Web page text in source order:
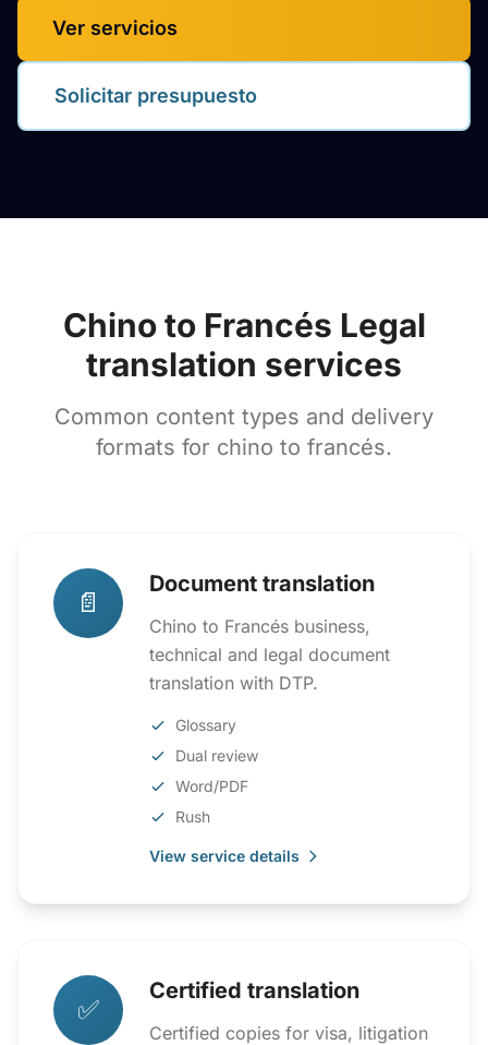
Ver servicios
Solicitar presupuesto
Chino to Francés Legal
translation services
Common content types and delivery
formats for chino to francés.
📄
Document translation
Chino to Francés business,
technical and legal document
translation with DTP.
Glossary
Dual review
Word/PDF
Rush
View service details
✅
Certified translation
Certified copies for visa, litigation